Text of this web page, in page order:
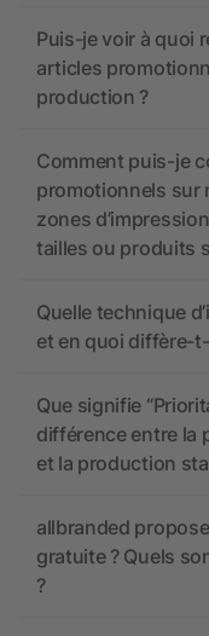
Puis-je voir à quoi
articles
production ?
Comment puis-je
promotionnels sur
zones
tailles ou produits
Quelle technique
et en quoi diffère-
Que signifie
différence entre la
et la production
allbranded
gratuite ? Quels
?